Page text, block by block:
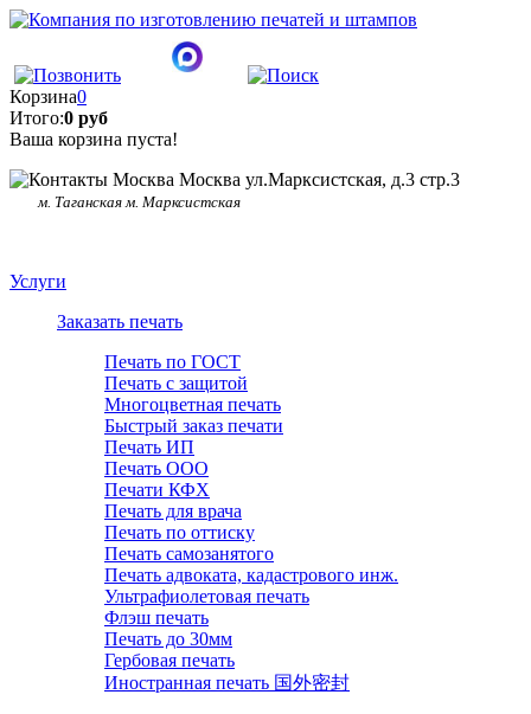
Корзина0
Итого:0 руб
Ваша корзина пуста!
Москва ул.Марксистская, д.3 стр.3
м. Таганская м. Марксистская
Услуги
Заказать печать
Печать по ГОСТ
Печать с защитой
Многоцветная печать
Быстрый заказ печати
Печать ИП
Печать ООО
Печати КФХ
Печать для врача
Печать по оттиску
Печать самозанятого
Печать адвоката, кадастрового инж.
Ультрафиолетовая печать
Флэш печать
Печать до 30мм
Гербовая печать
Иностранная печать 国外密封